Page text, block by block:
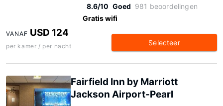
8.6/10 Goed 981 beoordelingen
Gratis wifi
VANAF USD 124
per kamer / per nacht Selecteer
Fairfield Inn by Marriott
Jackson Airport-Pearl